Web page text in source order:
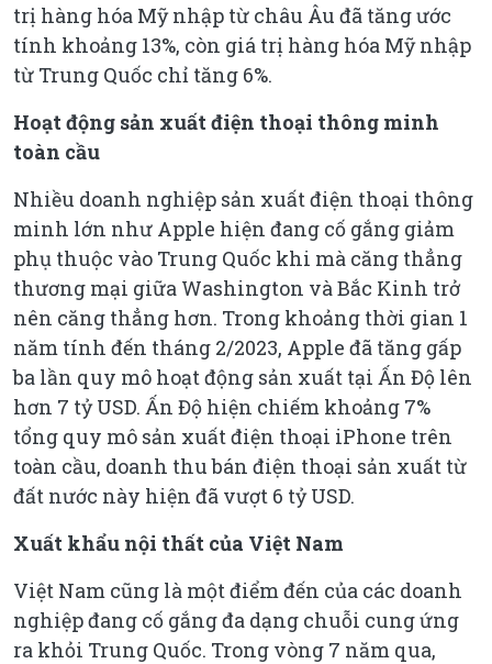
trị hàng hóa Mỹ nhập từ châu Âu đã tăng ước
tính khoảng 13%, còn giá trị hàng hóa Mỹ nhập
từ Trung Quốc chỉ tăng 6%.
Hoạt động sản xuất điện thoại thông minh
toàn cầu
Nhiều doanh nghiệp sản xuất điện thoại thông
minh lớn như Apple hiện đang cố gắng giảm
phụ thuộc vào Trung Quốc khi mà căng thẳng
thương mại giữa Washington và Bắc Kinh trở
nên căng thẳng hơn. Trong khoảng thời gian 1
năm tính đến tháng 2/2023, Apple đã tăng gấp
ba lần quy mô hoạt động sản xuất tại Ấn Độ lên
hơn 7 tỷ USD. Ấn Độ hiện chiếm khoảng 7%
tổng quy mô sản xuất điện thoại iPhone trên
toàn cầu, doanh thu bán điện thoại sản xuất từ
đất nước này hiện đã vượt 6 tỷ USD.
Xuất khẩu nội thất của Việt Nam
Việt Nam cũng là một điểm đến của các doanh
nghiệp đang cố gắng đa dạng chuỗi cung ứng
ra khỏi Trung Quốc. Trong vòng 7 năm qua,